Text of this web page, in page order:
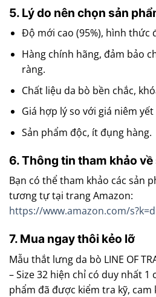
5. Lý do nên chọn sản
Độ mới cao (95%), hình thức
Hàng chính hãng, đảm bảo
ràng.
Chất liệu da bò bền chắc,
Giá hợp lý so với giá niêm
Sản phẩm độc, ít đụng hàng.
6. Thông tin tham khảo về
Bạn có thể tham khảo các sản
tương tự tại trang Amazon:
https://www.amazon.com/
7. Mua ngay thôi kẻo lỡ
Mẫu thắt lưng da bò LINE OF
– Size 32 hiện chỉ có duy nhất 1
phẩm đã được kiểm tra kỹ,